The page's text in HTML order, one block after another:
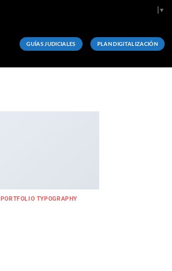
▼
GUÍAS JUDICIALES PLAN DIGITALIZACIÓN
PORTFOLIO TYPOGRAPHY